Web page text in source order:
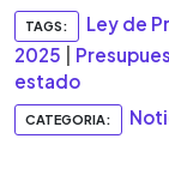
TAGS: Ley de
2025
estado
CATEGORIA: